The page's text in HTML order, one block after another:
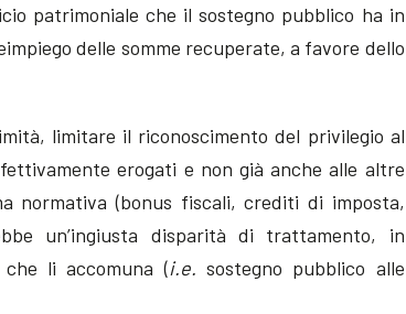
patrimoniale che il sostegno pubblico ha in
delle somme recuperate, a favore dello
limitare il riconoscimento del privilegio al
erogati e non già anche alle altre
normativa (bonus fiscali, crediti di imposta,
un’ingiusta disparità di trattamento, in
che li accomuna (i.e. sostegno pubblico alle